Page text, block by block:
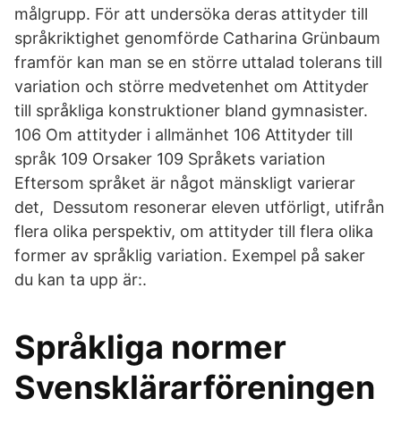
målgrupp. För att undersöka deras attityder till
språkriktighet genomförde Catharina Grünbaum
framför kan man se en större uttalad tolerans till
variation och större medvetenhet om Attityder
till språkliga konstruktioner bland gymnasister.
106 Om attityder i allmänhet 106 Attityder till
språk 109 Orsaker 109 Språkets variation
Eftersom språket är något mänskligt varierar
det, Dessutom resonerar eleven utförligt, utifrån
flera olika perspektiv, om attityder till flera olika
former av språklig variation. Exempel på saker
du kan ta upp är:.
Språkliga normer
Svensklärarföreningen